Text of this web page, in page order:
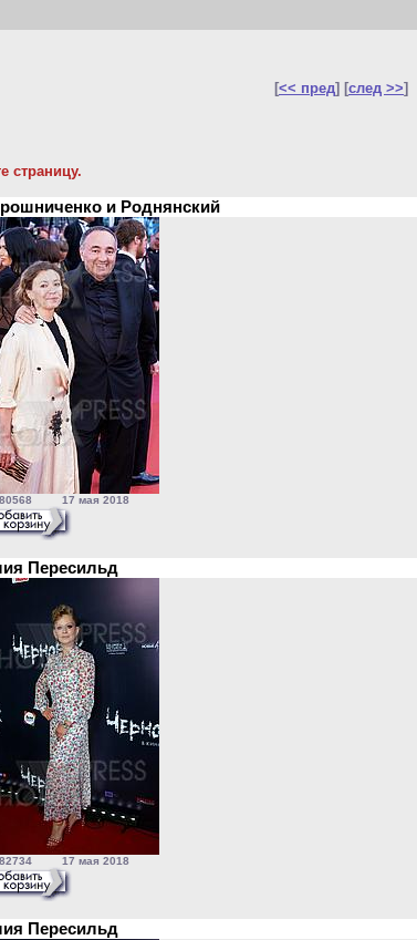
[<< пред] [след >>]
страницу.
и Роднянский
17 мая 2018
Пересильд
17 мая 2018
Пересильд